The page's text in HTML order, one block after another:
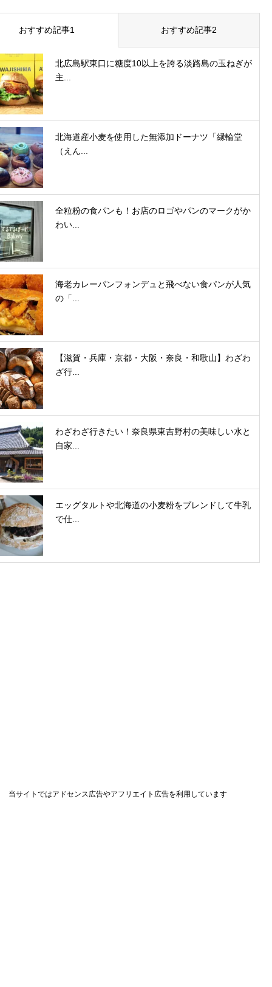
おすすめ記事1 おすすめ記事2
北広島駅東口に糖度10以上を誇る淡路島の玉ねぎが
主...
北海道産小麦を使用した無添加ドーナツ「縁輪堂
（えん...
全粒粉の食パンも！お店のロゴやパンのマークがか
わい...
海老カレーパンフォンデュと飛べない食パンが人気
の「...
【滋賀・兵庫・京都・大阪・奈良・和歌山】わざわ
ざ行...
わざわざ行きたい！奈良県東吉野村の美味しい水と
自家...
エッグタルトや北海道の小麦粉をブレンドして牛乳
で仕...
当サイトではアドセンス広告やアフリエイト広告を利用しています